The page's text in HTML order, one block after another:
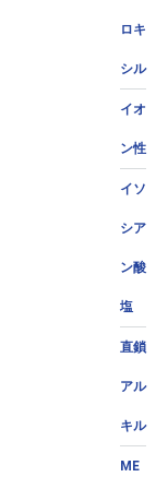
ロキ
シル
イオ
ン性
イソ
シア
ン酸
塩
直鎖
アル
キル
ME